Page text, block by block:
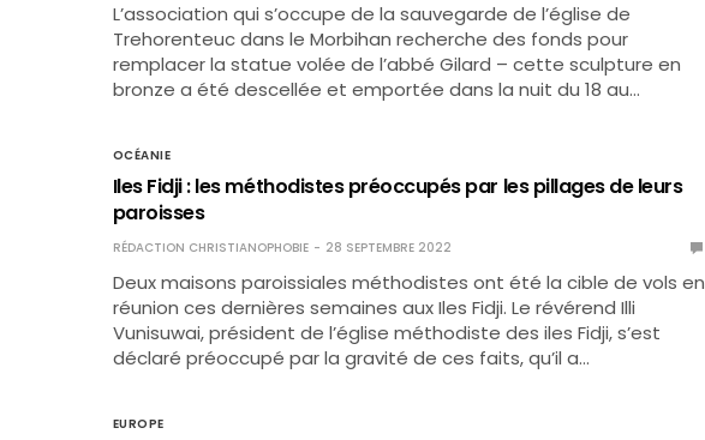
L’association qui s’occupe de la sauvegarde de l’église de
Trehorenteuc dans le Morbihan recherche des fonds pour
remplacer la statue volée de l’abbé Gilard – cette sculpture en
bronze a été descellée et emportée dans la nuit du 18 au…
OCÉANIE
Iles Fidji : les méthodistes préoccupés par les pillages de leurs
paroisses
RÉDACTION CHRISTIANOPHOBIE 28 SEPTEMBRE 2022
Deux maisons paroissiales méthodistes ont été la cible de vols en
réunion ces dernières semaines aux Iles Fidji. Le révérend Illi
Vunisuwai, président de l’église méthodiste des iles Fidji, s’est
déclaré préoccupé par la gravité de ces faits, qu’il a…
EUROPE